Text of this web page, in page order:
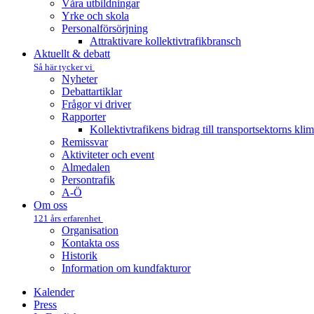
Våra utbildningar
Yrke och skola
Personalförsörjning
Attraktivare kollektivtrafik­bransch
Aktuellt & debatt
Så här tycker vi
Nyheter
Debattartiklar
Frågor vi driver
Rapporter
Kollektivtrafikens bidrag till transportsektorns
Remissvar
Aktiviteter och event
Almedalen
Persontrafik
A-Ö
Om oss
121 års erfarenhet
Organisation
Kontakta oss
Historik
Information om kundfakturor
Kalender
Press